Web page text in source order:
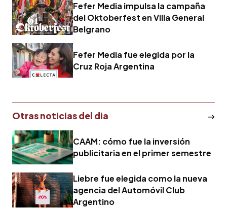
Fefer Media impulsa la campaña
del Oktoberfest en Villa General
Belgrano
Fefer Media fue elegida por la
Cruz Roja Argentina
Otras noticias del dia
CAAM: cómo fue la inversión
publicitaria en el primer semestre
Liebre fue elegida como la nueva
agencia del Automóvil Club
Argentino